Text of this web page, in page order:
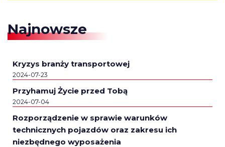
Najnowsze
Kryzys branży transportowej
2024-07-23
Przyhamuj Życie przed Tobą
2024-07-04
Rozporządzenie w sprawie warunków
technicznych pojazdów oraz zakresu ich
niezbędnego wyposażenia